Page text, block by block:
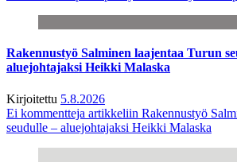
Rakennustyö Salminen laajentaa Turun
aluejohtajaksi Heikki Malaska
Kirjoitettu 5.8.2026
Ei kommentteja artikkeliin Rakennustyö
seudulle – aluejohtajaksi Heikki Malaska